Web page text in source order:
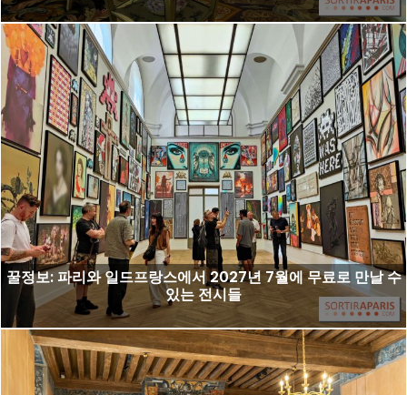
꿀정보: 파리와 일드프랑스에서 2027년 7월에 무료로 만날 수
있는 전시들